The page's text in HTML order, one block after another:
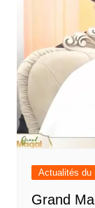
Actualités du
Grand